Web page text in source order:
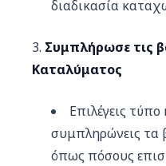
διαδικασία
Συμπλήρωσε τις
Καταλύματος
Επιλέγεις
συμπληρώνεις τα
όπως πόσους